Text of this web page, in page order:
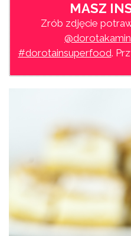
MASZ
Zrób zdjęcie
#dorotainsuperfood.